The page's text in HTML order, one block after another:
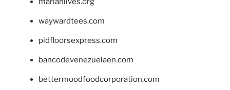
waywardtees.com
pidfloorsexpress.com
bancodevenezuelaen.com
bettermoodfoodcorporation.com